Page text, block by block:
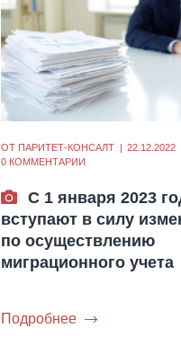
ОТ ПАРИТЕТ-КОНСАЛТ
22.12.2022
0 КОММЕНТАРИИ
С 1 января 2023
вступают в силу
по осуществлению
миграционного учета
Подробнее